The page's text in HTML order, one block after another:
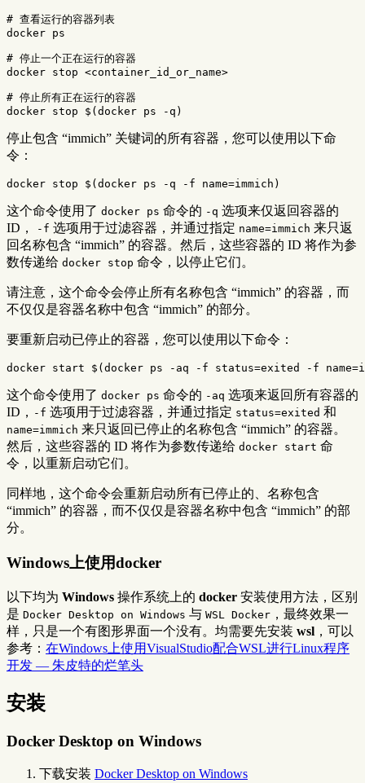
# 查看运行的容器列表
docker ps
# 停止一个正在运行的容器
docker stop <container_id_or_name>
# 停止所有正在运行的容器
docker stop $( docker ps -q )
停止包含 “immich” 关键词的所有容器，您可以使用以下命
令：
docker stop $( docker ps -q -f name=immich )
这个命令使用了 docker ps 命令的 -q 选项来仅返回容器的
ID，
-f 选项用于过滤容器，并通过指定 name=immich 来只返
回名称包含 “immich” 的容器。然后，这些容器的 ID 将作为参
数传递给 docker stop 命令，以停止它们。
请注意，这个命令会停止所有名称包含 “immich” 的容器，而
不仅仅是容器名称中包含 “immich” 的部分。
要重新启动已停止的容器，您可以使用以下命令：
docker start $( docker ps -aq -f status=exited -f name=
这个命令使用了 docker ps 命令的 -aq 选项来返回所有容器的
ID， -f 选项用于过滤容器，并通过指定 status=exited 和
name=immich 来只返回已停止的名称包含 “immich” 的容器。
然后，这些容器的 ID 将作为参数传递给 docker start 命
令，以重新启动它们。
同样地，这个命令会重新启动所有已停止的、名称包含
“immich” 的容器，而不仅仅是容器名称中包含 “immich” 的部
分。
Windows上使用docker
以下均为 Windows 操作系统上的 docker 安装使用方法，区别
是 Docker Desktop on Windows 与 WSL Docker ，最终效果一
样，只是一个有图形界面一个没有。均需要先安装 wsl ，可以
参考： 在Windows上使用VisualStudio配合WSL进行Linux程序
开发 — 朱皮特的烂笔头
安装
Docker Desktop on Windows
下载安装 Docker Desktop on Windows